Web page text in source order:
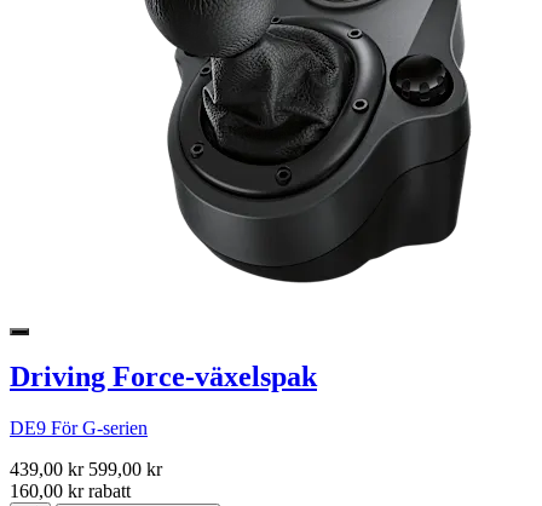
Driving Force-växelspak
DE9 För G-serien
439,00 kr 599,00 kr
160,00 kr rabatt